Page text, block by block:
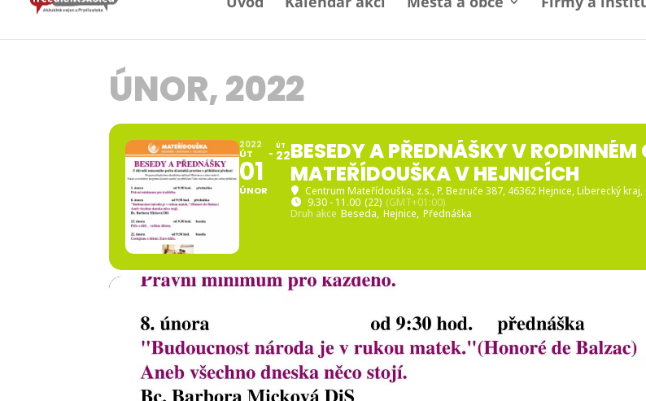
ÚNOR, 2022
2022
ÚT
01
ÚNOR
ÚT
22BESEDY A PŘEDNÁŠKY V RODINNÉM
MATEŘÍDOUŠKA V HEJNICÍCH
Centrum Mateřídouška, z.s., P. Bezruče 387, 46362 Hejnice, Liberecký kraj,
9.30 - 11.00 (22) (GMT+01:00)
Druh akce Beseda, Hejnice, Přednáška